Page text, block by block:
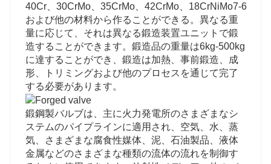
40Cr、30CrMo、35CrMo、42CrMo、18CrNiMo7-6
および他の材料から作ることができる。異なる重
量に応じて、それは異なる鍛造装置ユニットで鍛
造することができます。鍛造品の重量は6kg-500kg
に達することができ、鍛造は加熱、事前鍛造、成
形、トリミングおよび他のプロセスを通じて完了
する必要があります。
鍛鋼製バルブは、主に火力発電所のさまざまなシ
ステムのパイプラインに適用され、空気、水、蒸
気、さまざまな腐食性媒体、泥、石油製品、液体
金属などのさまざまな種類の流体の流れを制御す